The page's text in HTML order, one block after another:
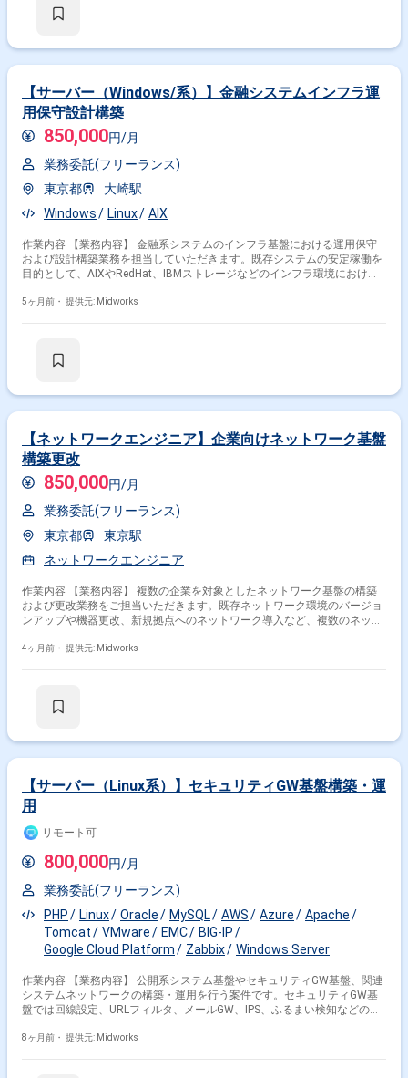
Catalyst、Ciscoルータ）の運用保守 ・セキュリティ関連対応
【サーバー（Windows/系）】金融システムインフラ運
用保守設計構築
850,000円/月
業務委託(フリーランス)
東京都
大崎駅
Windows
Linux AIX
作業内容 【業務内容】 金融系システムのインフラ基盤における運用保守
および設計構築業務を担当していただきます。既存システムの安定稼働を
目的として、AIXやRedHat、IBMストレージなどのインフラ環境における
定性とパフォーマンス向上を目的としたパフォーマンス分析やチューニン
AIX、RedHat、IBMストレージ環境の障害対応 ・AIX、RedHat、IBMスト
5ヶ月前・ 提供元: Midworks
【ネットワークエンジニア】企業向けネットワーク基盤
構築更改
850,000円/月
業務委託(フリーランス)
東京都
東京駅
ネットワークエンジニア
作業内容 【業務内容】 複数の企業を対象としたネットワーク基盤の構築
および更改業務をご担当いただきます。既存ネットワーク環境のバージョ
ンアップや機器更改、新規拠点へのネットワーク導入など、複数のネット
入までの工程に対応し、環境に応じた設定変更や機器更新を行います。ま
め、ネットワーク基盤全体の整備と運用安定化に貢献していただきます。
・構築環境の動作確認および検証作業
4ヶ月前・ 提供元: Midworks
【サーバー（Linux系）】セキュリティGW基盤構築・運
用
リモート可
800,000円/月
業務委託(フリーランス)
PHP
Linux Oracle MySQL AWS Azure
Apache
Tomcat
VMware EMC
BIG-IP
Google Cloud Platform
Zabbix Windows Server
作業内容 【業務内容】 公開系システム基盤やセキュリティGW基盤、関連
システムネットワークの構築・運用を行う案件です。セキュリティGW基
盤では回線設定、URLフィルタ、メールGW、IPS、ふるまい検知などの構
トや動的サイト、人事システムなどに対応し、仮想化基盤やAWS、Azure
8ヶ月前・ 提供元: Midworks